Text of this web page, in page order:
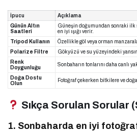
İpucu
Açıklama
Günün Altın
Saatleri
Güneşin doğumundan sonraki ilk
en iyi ışığı verir.
Tripod Kullanın
Özellikle göl veya orman
Polarize Filtre
Gökyüzü ve su yüzeyindeki
Renk
Doygunluğu
Sonbaharın tonlarını daha canlı
Doğa Dostu
Olun
Fotoğraf çekerken bitkilere ve
Sıkça Sorulan Sorular
1. Sonbaharda en iyi